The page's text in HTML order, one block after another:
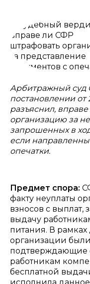
Арбитражный суд
постановлении от
разъяснил,
организацию за
запрошенных в
если
опечатки.
Предмет спора:
факту неуплаты
взносов с
выдачу
питания. В
организации
подтверждающие
работникам
бесплатной